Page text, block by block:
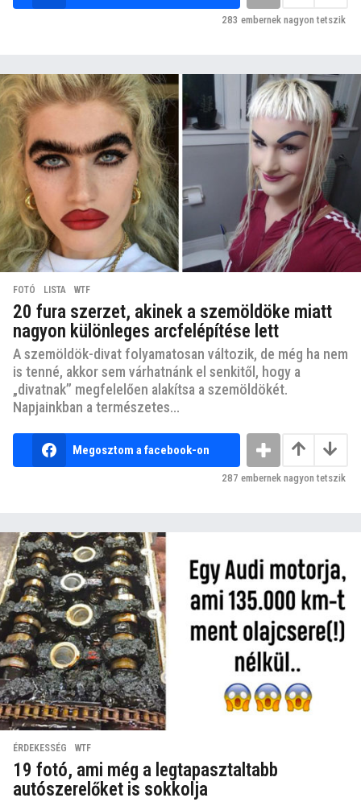
283 embernek nagyon tetszik
FOTÓ ,LISTA ,WTF
20 fura szerzet, akinek a szemöldöke miatt
nagyon különleges arcfelépítése lett
A szemöldök-divat folyamatosan változik, de még ha nem
is tenné, akkor sem várhatnánk el senkitől, hogy a
„divatnak” megfelelően alakítsa a szemöldökét.
Napjainkban a természetes...
Megosztom a facebook-on
287 embernek nagyon tetszik
ÉRDEKESSÉG ,WTF
19 fotó, ami még a legtapasztaltabb
autószerelőket is sokkolja